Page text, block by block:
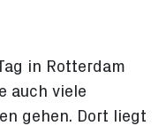
in Rotterdam
auch viele
gehen. Dort liegt